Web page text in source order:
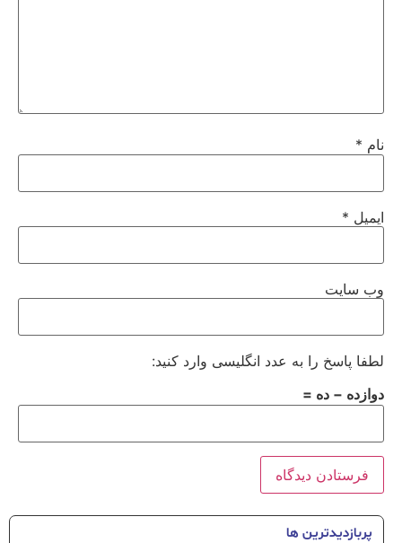
نام *
ایمیل *
وب‌ سایت
لطفا پاسخ را به عدد انگلیسی وارد کنید:
دوازده − ده =
پربازدیدترین ها